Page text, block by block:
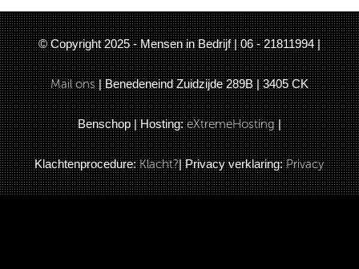
© Copyright 2025 - Mensen in Bedrijf | 06 - 21811994 |
Mail ons| Benedeneind Zuidzijde 289B | 3405 CK
Benschop | Hosting:eXtremeHosting|
Klachtenprocedure:Klacht?| Privacy verklaring:Privacy